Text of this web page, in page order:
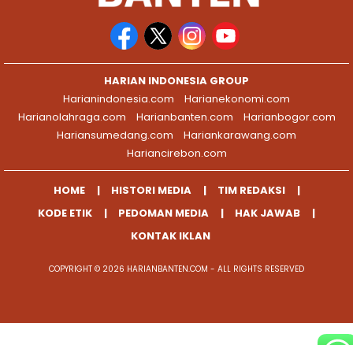
HARIAN INDONESIA GROUP
Harianindonesia.com
Harianekonomi.com
Harianolahraga.com
Harianbanten.com
Harianbogor.com
Hariansumedang.com
Hariankarawang.com
Hariancirebon.com
HOME HISTORI MEDIA
TIM REDAKSI
KODE ETIK
PEDOMAN MEDIA
HAK JAWAB
KONTAK IKLAN
COPYRIGHT © 2026 HARIANBANTEN.COM - ALL RIGHTS RESERVED